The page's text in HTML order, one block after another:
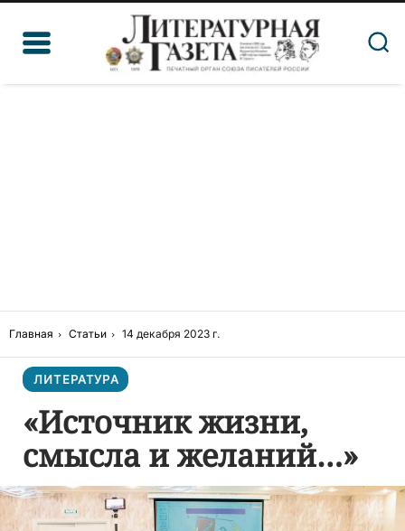
Главная Статьи 14 декабря 2023 г.
ЛИТЕРАТУРА
«Источник жизни,
смысла и желаний…»